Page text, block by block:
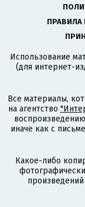
ПРАВИЛА
Использование
(для интернет-
Все материалы,
на агентство
иначе как с
Какое-либо